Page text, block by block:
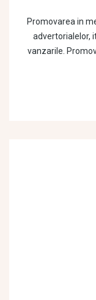
Promovarea in
advertorialelor,
vanzarile.